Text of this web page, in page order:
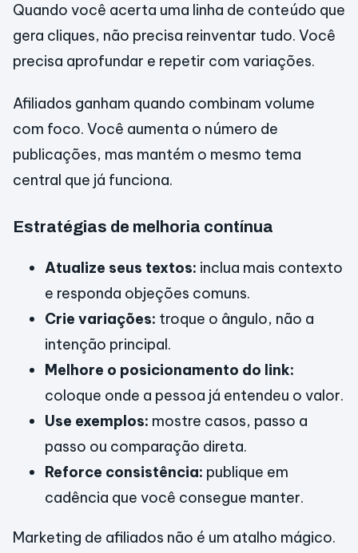
Quando você acerta uma linha de conteúdo que
gera cliques, não precisa reinventar tudo. Você
precisa aprofundar e repetir com variações.
Afiliados ganham quando combinam volume
com foco. Você aumenta o número de
publicações, mas mantém o mesmo tema
central que já funciona.
Estratégias de melhoria contínua
Atualize seus textos: inclua mais contexto
e responda objeções comuns.
Crie variações: troque o ângulo, não a
intenção principal.
Melhore o posicionamento do link:
coloque onde a pessoa já entendeu o valor.
Use exemplos: mostre casos, passo a
passo ou comparação direta.
Reforce consistência: publique em
cadência que você consegue manter.
Marketing de afiliados não é um atalho mágico.